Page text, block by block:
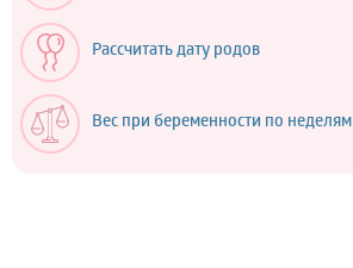
Рассчитать дату родов
Вес при беременности по неделям